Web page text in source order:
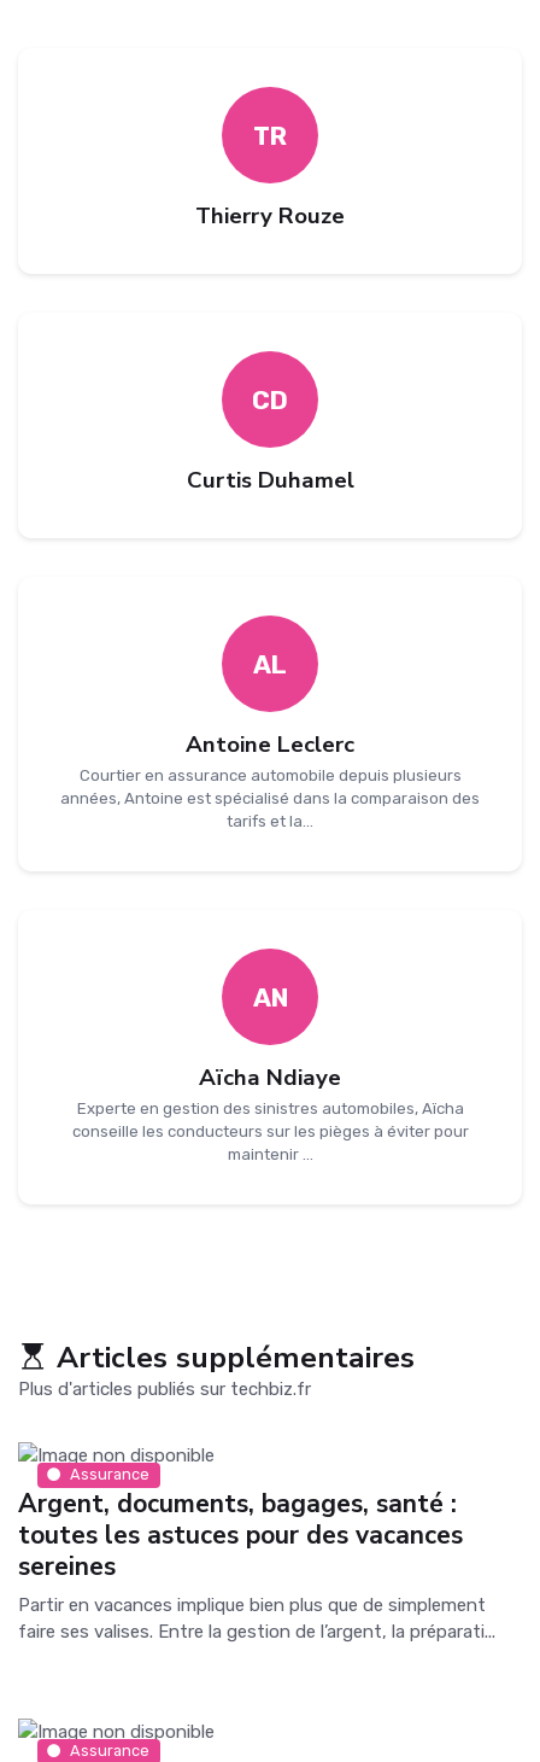
TR
Thierry Rouze
CD
Curtis Duhamel
AL
Antoine Leclerc
Courtier en assurance automobile depuis plusieurs
années, Antoine est spécialisé dans la comparaison des
tarifs et la...
AN
Aïcha Ndiaye
Experte en gestion des sinistres automobiles, Aïcha
conseille les conducteurs sur les pièges à éviter pour
maintenir ...
Articles supplémentaires
Plus d'articles publiés sur techbiz.fr
Assurance
Argent, documents, bagages, santé :
toutes les astuces pour des vacances
sereines
Partir en vacances implique bien plus que de simplement
faire ses valises. Entre la gestion de l’argent, la préparati...
Assurance